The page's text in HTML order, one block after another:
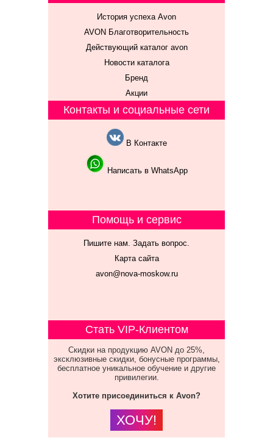
История успеха Avon
AVON Благотворительность
Действующий каталог avon
Новости каталога
Бренд
Акции
Контакты и социальные сети
В Контакте
Написать в WhatsApp
Помощь и сервис
Пишите нам. Задать вопрос.
Карта сайта
avon@nova-moskow.ru
Стать VIP-Клиентом
Скидки на продукцию AVON до 25%,
эксклюзивные скидки, бонусные программы,
бесплатное уникальное обучение и другие
привилегии.
Хотите присоединиться к Avon?
ХОЧУ!